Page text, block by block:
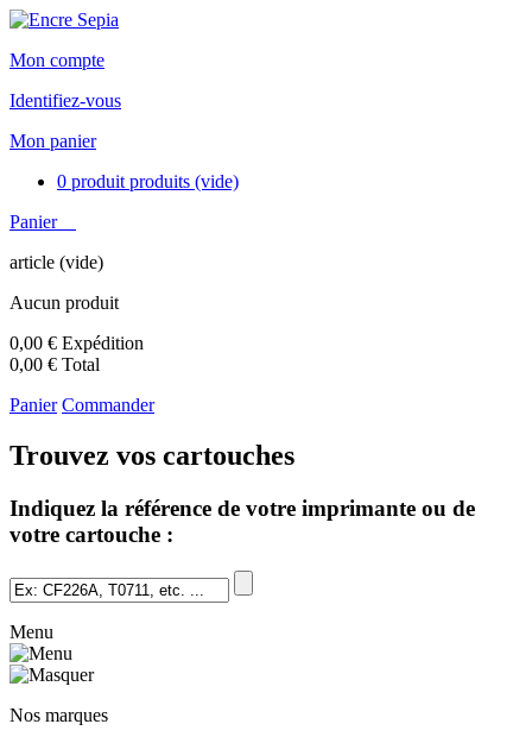
Mon compte
Identifiez-vous
Mon panier
0 produit produits (vide)
Panier
article (vide)
Aucun produit
0,00 € Expédition
0,00 € Total
Panier Commander
Trouvez vos cartouches
Indiquez la référence de votre imprimante ou de
votre cartouche :
Menu
Nos marques